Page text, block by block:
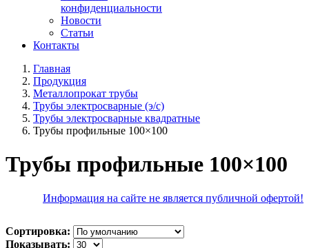
конфиденциальности
Новости
Статьи
Контакты
Главная
Продукция
Металлопрокат трубы
Трубы электросварные (э/с)
Трубы электросварные квадратные
Трубы профильные 100×100
Трубы профильные 100×100
Информация на сайте не является публичной офертой!
Сортировка:
Показывать: